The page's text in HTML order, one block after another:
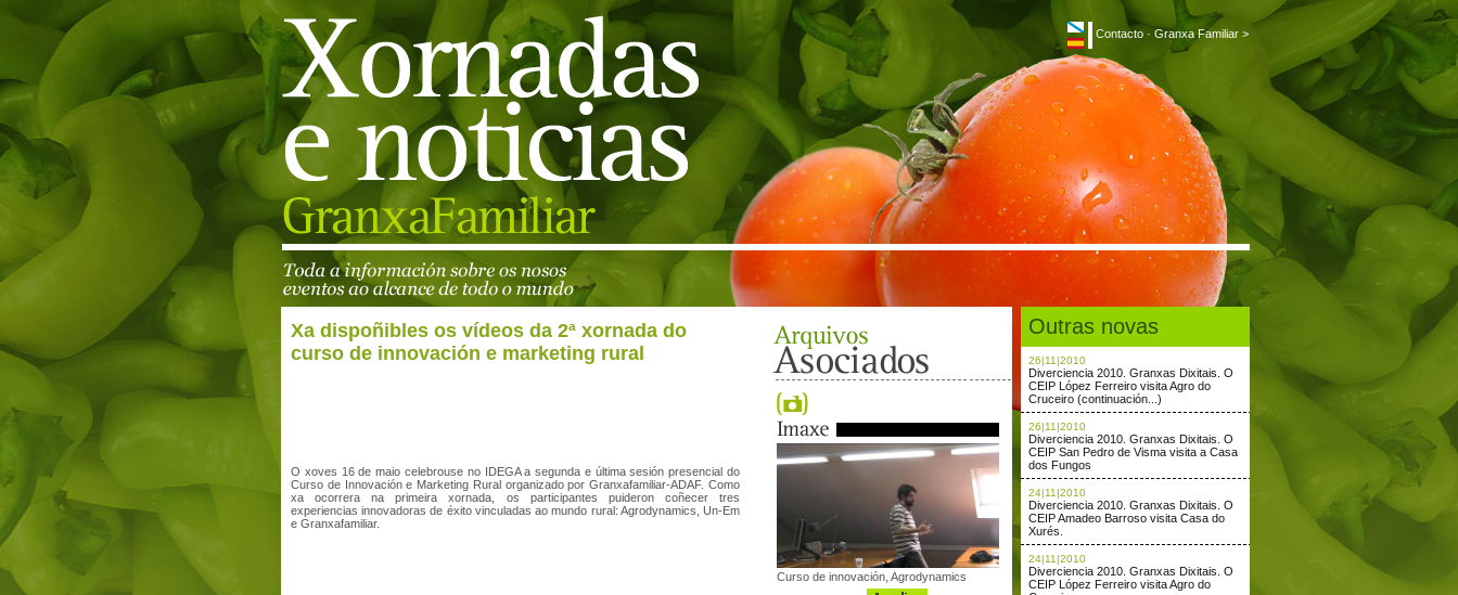
Contacto · Granxa Familiar >
Outras novas
26|11|2010
Diverciencia 2010. Granxas Dixitais. O
CEIP López Ferreiro visita Agro do
Cruceiro (continuación...)
26|11|2010
Diverciencia 2010. Granxas Dixitais. O
CEIP San Pedro de Visma visita a Casa
dos Fungos
24|11|2010
Diverciencia 2010. Granxas Dixitais. O
CEIP Amadeo Barroso visita Casa do
Xurés.
24|11|2010
Diverciencia 2010. Granxas Dixitais. O
CEIP López Ferreiro visita Agro do
Curso de innovación, Agrodynamics
Xa dispoñibles os vídeos da 2ª xornada do
curso de innovación e marketing rural
O xoves 16 de maio celebrouse no IDEGA a segunda e última sesión presencial do
Curso de Innovación e Marketing Rural organizado por Granxafamiliar-ADAF. Como
xa ocorrera na primeira xornada, os participantes puideron coñecer tres
experiencias innovadoras de éxito vinculadas ao mundo rural: Agrodynamics, Un-Em
e Granxafamiliar.